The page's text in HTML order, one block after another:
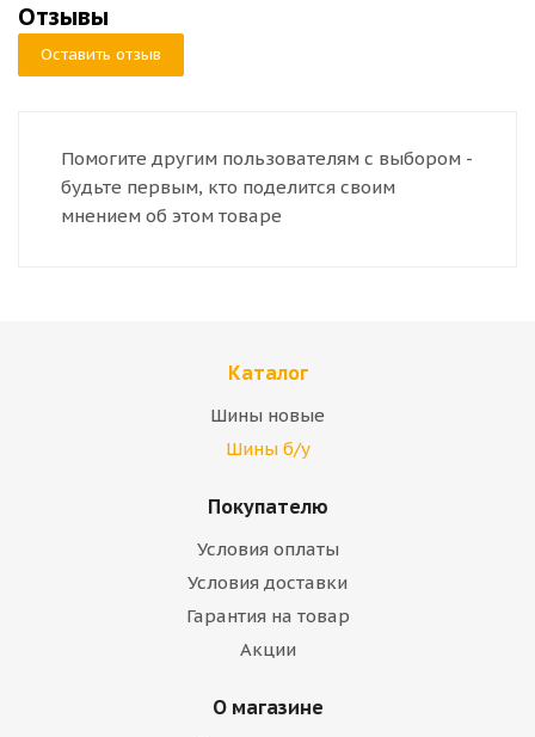
Отзывы
Оставить отзыв
Помогите другим пользователям с выбором -
будьте первым, кто поделится своим
мнением об этом товаре
Каталог
Шины новые
Шины б/у
Покупателю
Условия оплаты
Условия доставки
Гарантия на товар
Акции
О магазине